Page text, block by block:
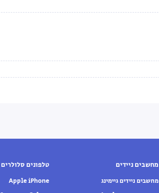
מחשבים ניידים
מחשבים ניידים גיימינג
טלפונים סלולרים
Apple iPhone